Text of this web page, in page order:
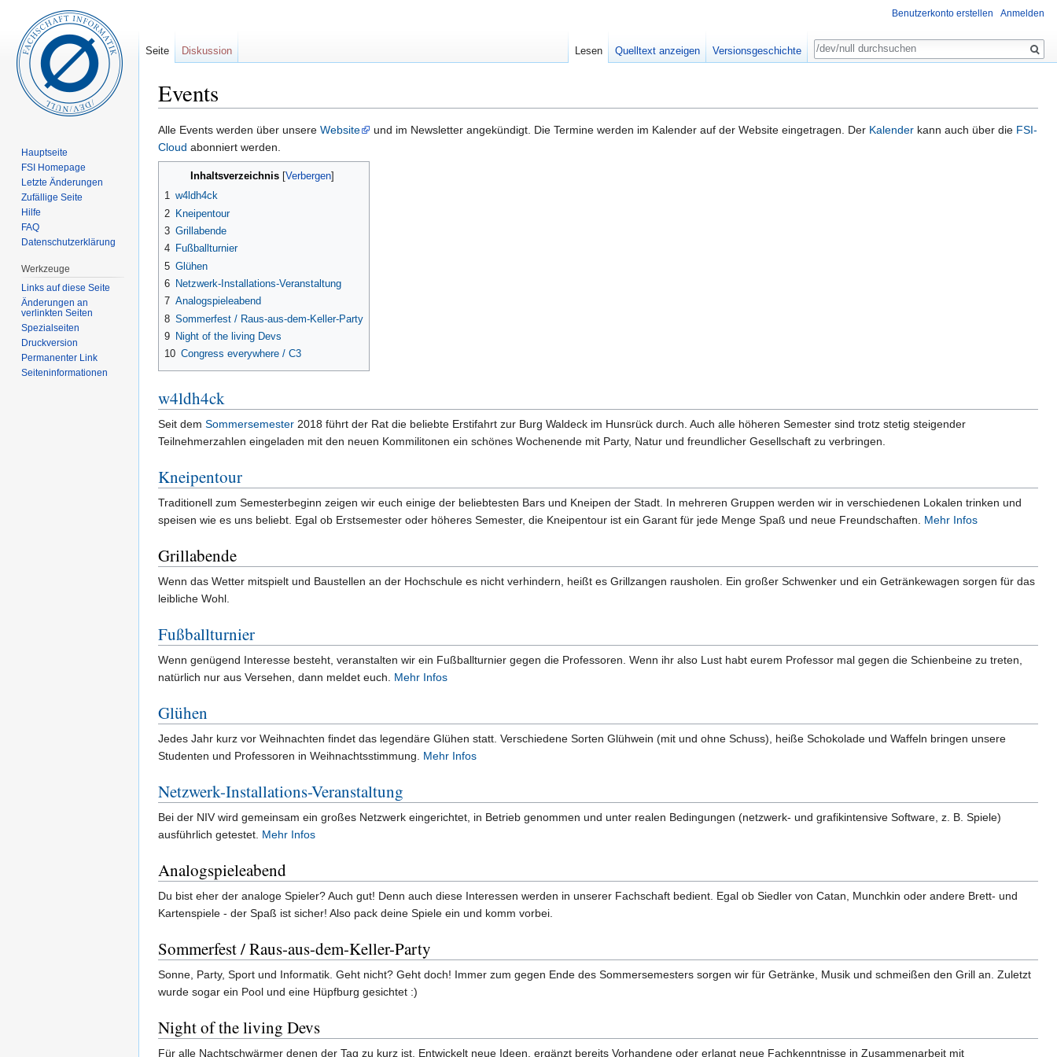
Events
Alle Events werden über unsere Website und im Newsletter angekündigt. Die Termine werden im Kalender auf der Website eingetragen. Der Kalender kann auch über die FSI-
Cloud abonniert werden.
Inhaltsverzeichnis Verbergen
1 w4ldh4ck
2 Kneipentour
3 Grillabende
4 Fußballturnier
5 Glühen
6 Netzwerk-Installations-Veranstaltung
7 Analogspieleabend
8 Sommerfest / Raus-aus-dem-Keller-Party
9 Night of the living Devs
10 Congress everywhere / C3
w4ldh4ck
Seit dem Sommersemester 2018 führt der Rat die beliebte Erstifahrt zur Burg Waldeck im Hunsrück durch. Auch alle höheren Semester sind trotz stetig steigender
Teilnehmerzahlen eingeladen mit den neuen Kommilitonen ein schönes Wochenende mit Party, Natur und freundlicher Gesellschaft zu verbringen.
Kneipentour
Traditionell zum Semesterbeginn zeigen wir euch einige der beliebtesten Bars und Kneipen der Stadt. In mehreren Gruppen werden wir in verschiedenen Lokalen trinken und
speisen wie es uns beliebt. Egal ob Erstsemester oder höheres Semester, die Kneipentour ist ein Garant für jede Menge Spaß und neue Freundschaften. Mehr Infos
Grillabende
Wenn das Wetter mitspielt und Baustellen an der Hochschule es nicht verhindern, heißt es Grillzangen rausholen. Ein großer Schwenker und ein Getränkewagen sorgen für das
leibliche Wohl.
Fußballturnier
Wenn genügend Interesse besteht, veranstalten wir ein Fußballturnier gegen die Professoren. Wenn ihr also Lust habt eurem Professor mal gegen die Schienbeine zu treten,
natürlich nur aus Versehen, dann meldet euch. Mehr Infos
Glühen
Jedes Jahr kurz vor Weihnachten findet das legendäre Glühen statt. Verschiedene Sorten Glühwein (mit und ohne Schuss), heiße Schokolade und Waffeln bringen unsere
Studenten und Professoren in Weihnachtsstimmung. Mehr Infos
Netzwerk-Installations-Veranstaltung
Bei der NIV wird gemeinsam ein großes Netzwerk eingerichtet, in Betrieb genommen und unter realen Bedingungen (netzwerk- und grafikintensive Software, z. B. Spiele)
ausführlich getestet. Mehr Infos
Analogspieleabend
Du bist eher der analoge Spieler? Auch gut! Denn auch diese Interessen werden in unserer Fachschaft bedient. Egal ob Siedler von Catan, Munchkin oder andere Brett- und
Kartenspiele - der Spaß ist sicher! Also pack deine Spiele ein und komm vorbei.
Sommerfest / Raus-aus-dem-Keller-Party
Sonne, Party, Sport und Informatik. Geht nicht? Geht doch! Immer zum gegen Ende des Sommersemesters sorgen wir für Getränke, Musik und schmeißen den Grill an. Zuletzt
wurde sogar ein Pool und eine Hüpfburg gesichtet :)
Night of the living Devs
Für alle Nachtschwärmer denen der Tag zu kurz ist. Entwickelt neue Ideen, ergänzt bereits Vorhandene oder erlangt neue Fachkenntnisse in Zusammenarbeit mit
Benutzerkonto erstellen Anmelden
Seite Diskussion Lesen Quelltext anzeigen Versionsgeschichte
Suche
Hauptseite
FSI Homepage
Letzte Änderungen
Zufällige Seite
Hilfe
FAQ
Datenschutzerklärung
Werkzeuge
Links auf diese Seite
Änderungen an
verlinkten Seiten
Spezialseiten
Druckversion
Permanenter Link
Seiten­informationen